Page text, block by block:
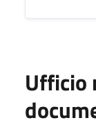
Ufficio